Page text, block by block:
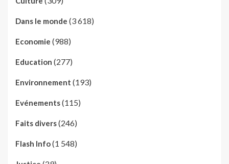
Dans le monde (3 618)
Economie (988)
Education (277)
Environnement (193)
Evénements(115)
Faits divers(246)
Flash Info(1 548)